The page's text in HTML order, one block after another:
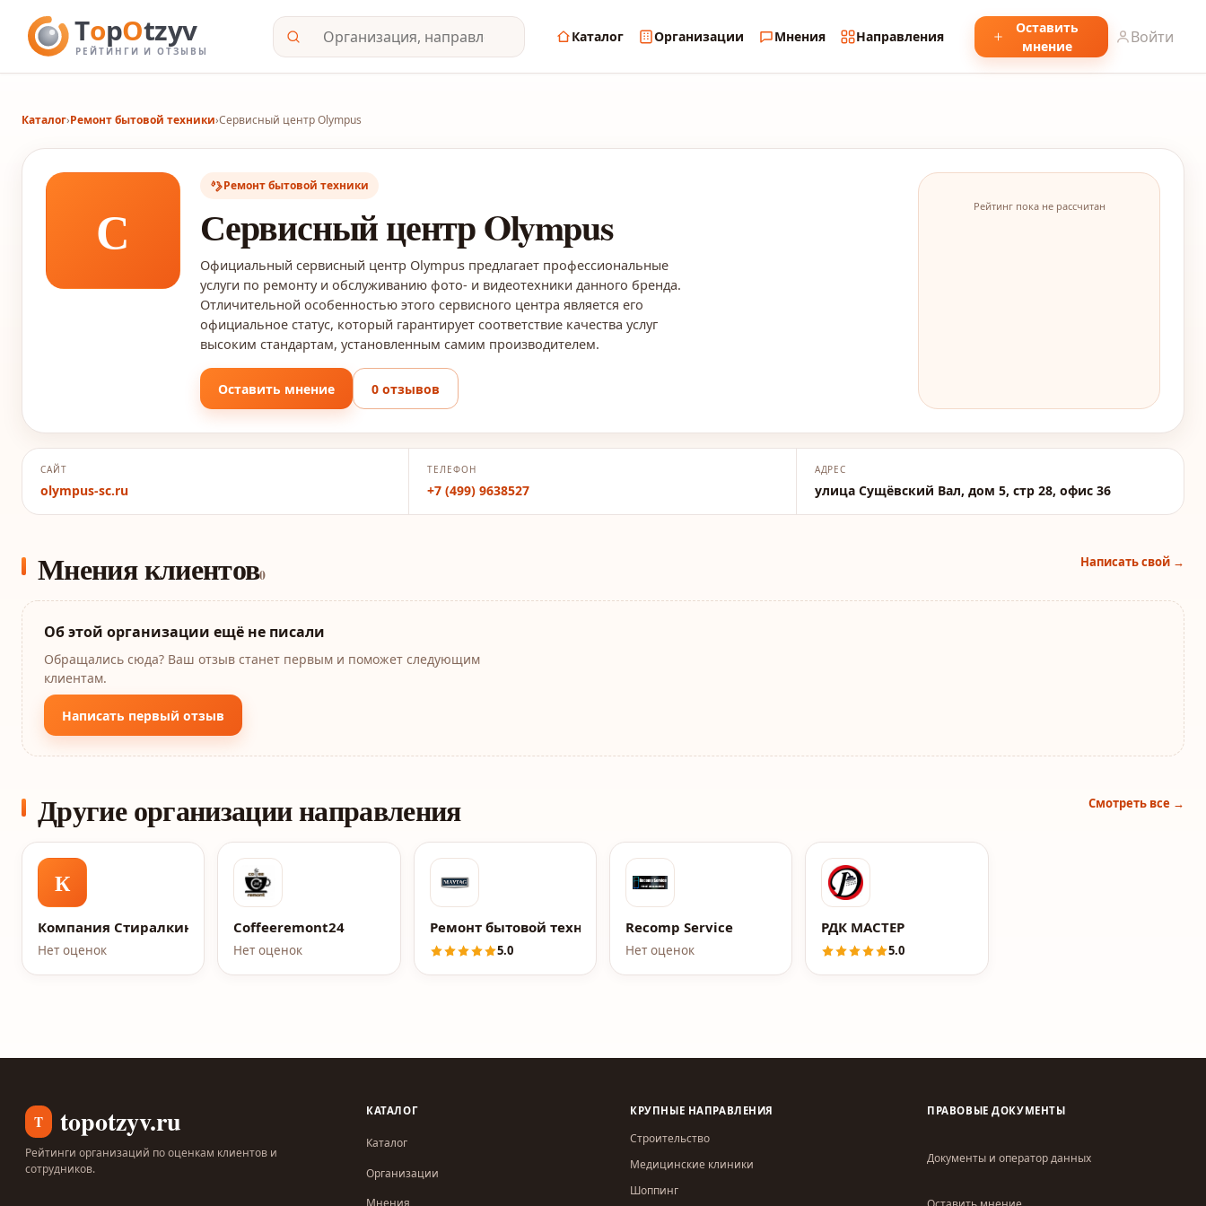
Каталог Организации Мнения Направления
Оставить
мнение
Войти
Каталог›Ремонт бытовой техники›Сервисный центр Olympus
С
Ремонт бытовой техники
Сервисный центр Olympus
Официальный сервисный центр Olympus предлагает профессиональные
услуги по ремонту и обслуживанию фото- и видеотехники данного бренда.
Отличительной особенностью этого сервисного центра является его
официальное статус, который гарантирует соответствие качества услуг
высоким стандартам, установленным самим производителем.
Оставить мнение 0 отзывов
Рейтинг пока не рассчитан
САЙТ
olympus-sc.ru
ТЕЛЕФОН
+7 (499) 9638527
АДРЕС
улица Сущёвский Вал, дом 5, стр 28, офис 36
Мнения клиентов0
Написать свой →
Об этой организации ещё не писали
Обращались сюда? Ваш отзыв станет первым и поможет следующим
клиентам.
Написать первый отзыв
Другие организации направления Смотреть все →
К
Компания Стиралкин
Нет оценок
Coffeeremont24
Нет оценок
Ремонт бытовой техники Майтаг
5.0
Recomp Service
Нет оценок
РДК МАСТЕР
5.0
T topotzyv.ru
Рейтинги организаций по оценкам клиентов и
сотрудников.
КАТАЛОГ
Каталог
Организации
КРУПНЫЕ НАПРАВЛЕНИЯ
Строительство
Медицинские клиники
Шоппинг
ПРАВОВЫЕ ДОКУМЕНТЫ
Документы и оператор данных